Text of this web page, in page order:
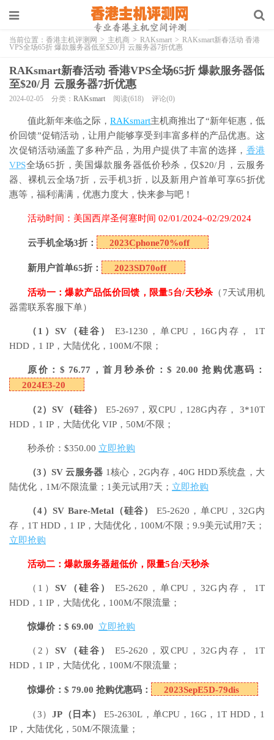
当前位置： 香港主机评测网 > 主机商 > RAKsmart > RAKsmart新春活动 香港
VPS全场65折 爆款服务器低至$20/月 云服务器7折优惠
RAKsmart新春活动 香港VPS全场65折 爆款服务器低
至$20/月 云服务器7折优惠
2024-02-05 分类： RAKsmart 阅读(618) 评论(0)
值此新年来临之际， RAKsmart主机商推出了“新年钜惠，低
价回馈”促销活动，让用户能够享受到丰富多样的产品优惠。这
次促销活动涵盖了多种产品，为用户提供了丰富的选择， 香港
VPS全场65折，美国爆款服务器低价秒杀，仅$20/月，云服务
器、裸机云全场7折，云手机3折，以及新用户首单可享65折优
惠等，福利满满，优惠力度大，快来参与吧！
活动时间：美国西岸圣何塞时间 02/01/2024~02/29/2024
云手机全场3折： 2023Cphone70%off
新用户首单65折： 2023SD70off
活动一：爆款产品低价回馈，限量5台/天秒杀 （7天试用机
器需联系客服下单）
（1）SV （硅谷）
E3-1230，单CPU，16G内存， 1T
HDD，1 IP，大陆优化，100M/不限；
原价：$ 76.77，首月秒杀价：$ 20.00 抢购优惠码：
2024E3-20
（2）SV（硅谷）
E5-2697，双CPU，128G内存， 3*10T
HDD，1 IP，大陆优化 VIP，50M/不限；
秒杀价：$350.00 立即抢购
（3）SV 云服务器 1核心，2G内存，40G HDD系统盘，大
陆优化，1M/不限流量；1美元试用7天； 立即抢购
（4）SV Bare-Metal（硅谷）
E5-2620，单CPU，32G内
存，1T HDD，1 IP，大陆优化，100M/不限；9.9美元试用7天；
立即抢购
活动二：爆款服务器超低价，限量5台/天秒杀
（1）SV （硅谷）
E5-2620，单CPU，32G内存， 1T
HDD，1 IP，大陆优化，100M/不限流量；
惊爆价：$ 69.00 立即抢购
（2）SV （硅谷）
E5-2620，双CPU，32G内存， 1T
HDD，1 IP，大陆优化，100M/不限流量；
惊爆价：$ 79.00 抢购优惠码： 2023SepE5D-79dis
（3）JP （日本）
E5-2630L，单CPU，16G，1T HDD，1
IP，大陆优化，50M/不限流量；